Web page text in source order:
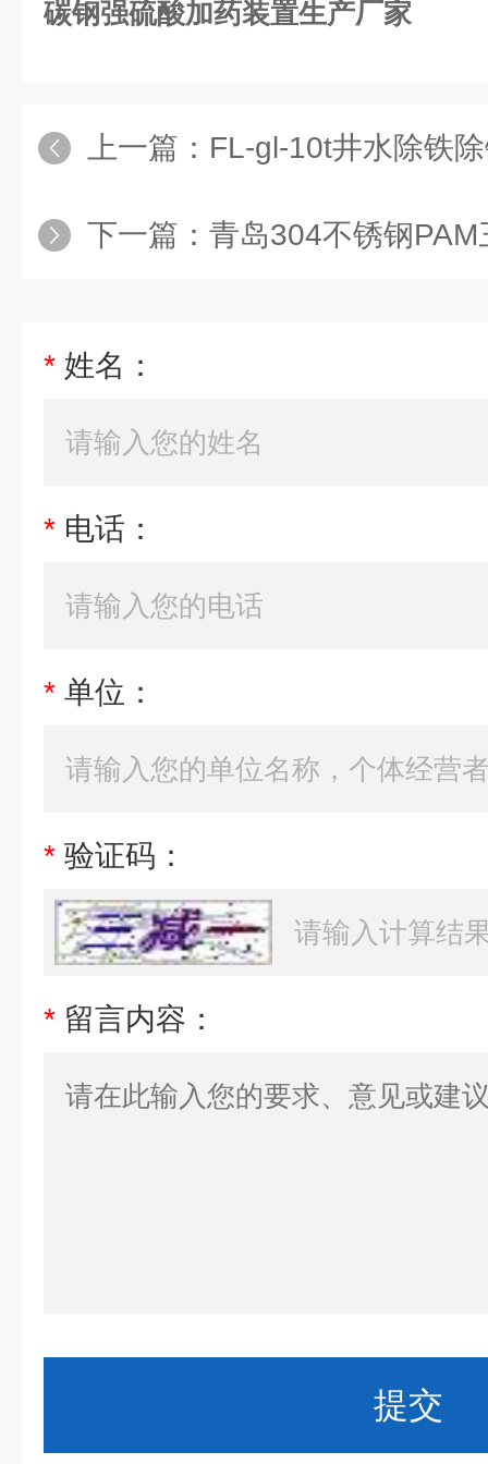
碳钢强硫酸加药装置生产厂家
上一篇： FL-gl-10t井水除铁
下一篇： 青岛304不锈钢PAM
* 姓名：
* 电话：
* 单位：
* 验证码：
* 留言内容：